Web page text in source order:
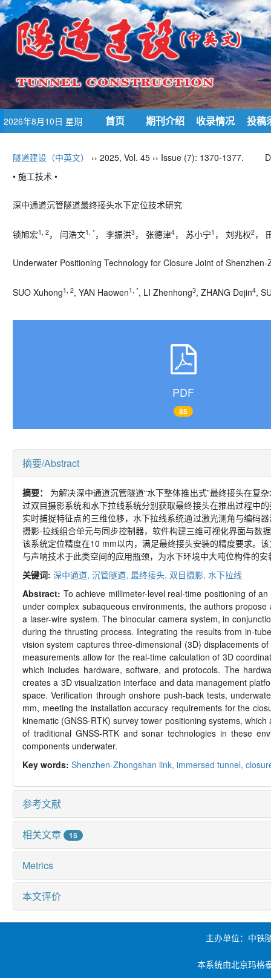
2026年8月10日 星期
首页 期刊介绍 收录情况 投稿
隧道建设（中英文） ›› 2025, Vol. 45 ›› Issue (7): 1370-1377.
• 施工技术 •
深中通道沉管隧道最终接头水下定位技术研究
锁旭宏1, 2， 闫浩文1, *， 李振洪3， 张德津4， 苏小宁1 ， 刘兆权2，
Underwater Positioning Technology for Closure Joint of
SUO Xuhong1, 2, YAN Haowen1, *, LI Zhenhong3, ZHANG Dejin4,
PDF
85
摘要/Abstract
摘要： 为解决深中通道沉管隧道“水下整体推出式”最终接头在复
过双目摄影系统和水下拉线系统分别获取最终接头在推出过程中
实时捕捉特征点的三维位移，水下拉线系统通过激光测角与编码
摄影-拉线组合单元与同步控制器，软件构建三维可视化界面与数
该系统定位精度在10 mm以内，满足最终接头安装的精度要求。
与声呐技术于此类空间的应用瓶颈，为水下环境中大吨位构件的
关键词: 深中通道, 沉管隧道, 最终接头, 双目摄影, 水下拉线
Abstract: To achieve millimeter-level real-time positioning of
under complex subaqueous environments, the authors
a laser-wire system. The binocular camera system, in
during the thrusting process. Integrating the results from in-
vision system captures three-dimensional (3D) displacements
measurements allow for the real-time calculation of 3D
which includes hardware, software, and protocols. The
creates a 3D visualization interface and data management
space. Verification through onshore push-back tests,
mm, meeting the installation accuracy requirements for the
kinematic (GNSS-RTK) survey tower positioning systems,
of traditional GNSS-RTK and sonar technologies in these
components underwater.
Key words: Shenzhen-Zhongshan link, immersed tunnel,
参考文献
相关文章 15
Metrics
本文评价
主办单位：中铁
本系统由北京玛格